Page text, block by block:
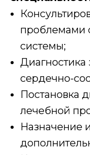
проблемами
системы;
Диагностика
сердечно-
Постановка
лечебной
Назначение